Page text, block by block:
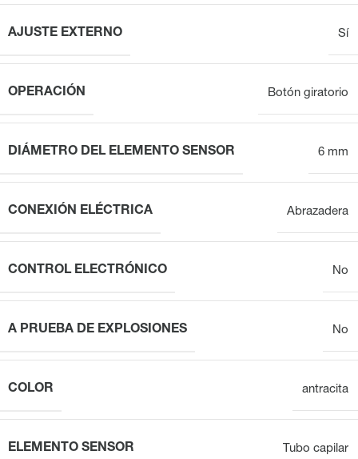
AJUSTE EXTERNO Sí
OPERACIÓN Botón giratorio
DIÁMETRO DEL ELEMENTO SENSOR 6 mm
CONEXIÓN ELÉCTRICA Abrazadera
CONTROL ELECTRÓNICO No
A PRUEBA DE EXPLOSIONES No
COLOR antracita
ELEMENTO SENSOR Tubo capilar